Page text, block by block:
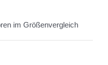
im Größenvergleich